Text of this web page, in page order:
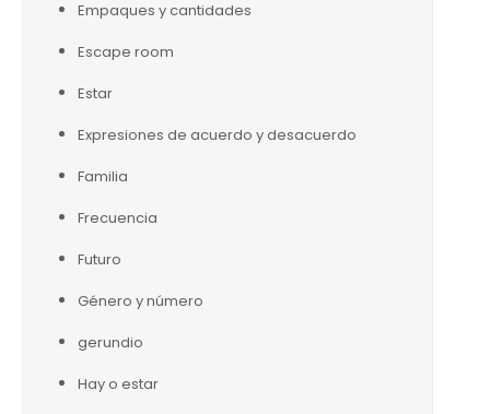
Empaques y cantidades
Escape room
Estar
Expresiones de acuerdo y desacuerdo
Familia
Frecuencia
Futuro
Género y número
gerundio
Hay o estar